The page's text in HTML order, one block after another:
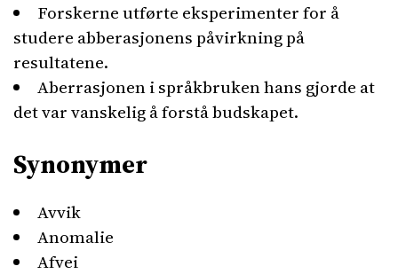
Forskerne utførte eksperimenter for å
studere abberasjonens påvirkning på
resultatene.
Aberrasjonen i språkbruken hans gjorde at
det var vanskelig å forstå budskapet.
Synonymer
Avvik
Anomalie
Afvei